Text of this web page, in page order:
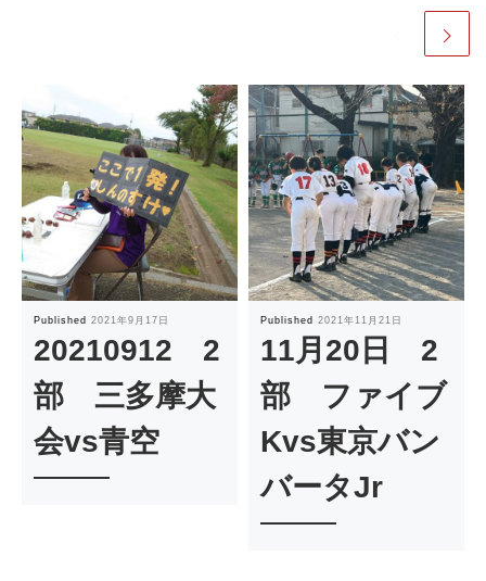
Published 2021年9月17日
20210912 2
部 三多摩大
会vs青空
Published 2021年11月21日
11月20日 2
部 ファイブ
Kvs東京バン
バータJr